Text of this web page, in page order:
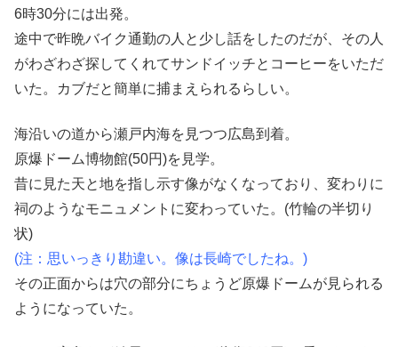
6時30分には出発。
途中で昨晩バイク通勤の人と少し話をしたのだが、その人
がわざわざ探してくれてサンドイッチとコーヒーをいただ
いた。カブだと簡単に捕まえられるらしい。
海沿いの道から瀬戸内海を見つつ広島到着。
原爆ドーム博物館(50円)を見学。
昔に見た天と地を指し示す像がなくなっており、変わりに
祠のようなモニュメントに変わっていた。(竹輪の半切り
状)
(注：思いっきり勘違い。像は長崎でしたね。)
その正面からは穴の部分にちょうど原爆ドームが見られる
ようになっていた。